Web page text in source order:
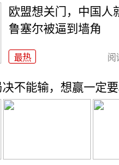
欧盟想关门，中国人
鲁塞尔被逼到墙角
最热 阅
不能输，想赢一定